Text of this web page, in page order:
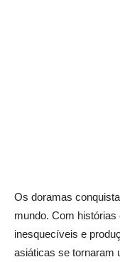
Os doramas
mundo. Com
inesquecíveis e
asiáticas se tornaram